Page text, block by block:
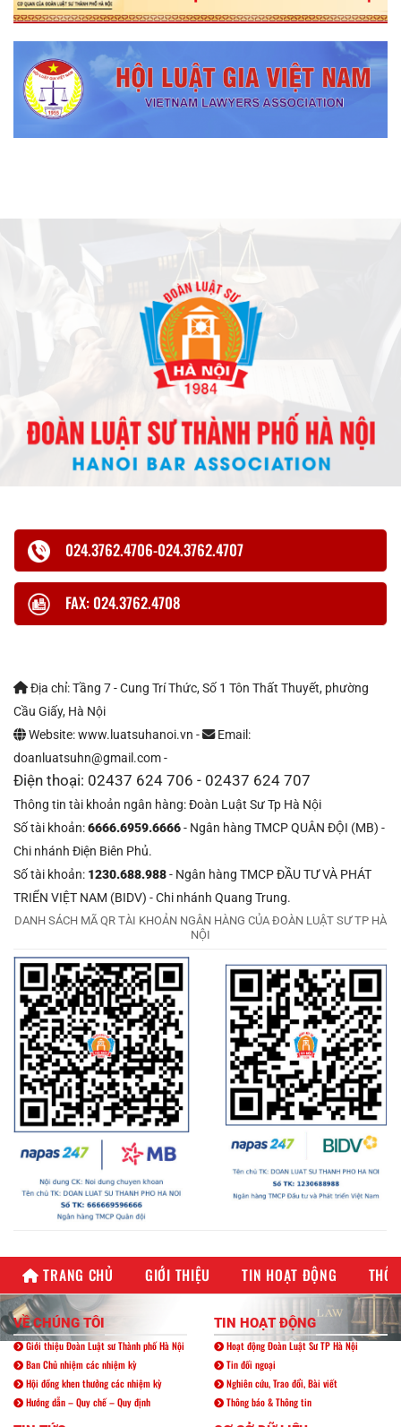
024.3762.4706-024.3762.4707
FAX: 024.3762.4708
Địa chỉ: Tầng 7 - Cung Trí Thức, Số 1 Tôn Thất Thuyết, phường
Cầu Giấy, Hà Nội
Website: www.luatsuhanoi.vn -
Email:
doanluatsuhn@gmail.com -
Điện thoại: 02437 624 706 - 02437 624 707
Thông tin tài khoản ngân hàng: Đoàn Luật Sư Tp Hà Nội
Số tài khoản:6666.6959.6666- Ngân hàng TMCP QUÂN ĐỘI (MB) -
Chi nhánh Điện Biên Phủ.
Số tài khoản: 1230.688.988- Ngân hàng TMCP ĐẦU TƯ VÀ PHÁT
TRIỂN VIỆT NAM (BIDV) - Chi nhánh Quang Trung.
DANH SÁCH MÃ QR TÀI KHOẢN NGÂN HÀNG CỦA ĐOÀN LUẬT SƯ TP HÀ
NỘI
TRANG CHỦ GIỚI THIỆU TIN HOẠT ĐỘNG
VỀ CHÚNG TÔI
Giới thiệu Đoàn Luật sư Thành phố Hà Nội
Ban Chủ nhiệm các nhiệm kỳ
Hội đồng khen thưởng các nhiệm kỳ
Hướng dẫn – Quy chế – Quy định
TIN HOẠT ĐỘNG
Hoạt động Đoàn Luật Sư TP Hà Nội
Tin đối ngoại
Nghiên cứu, Trao đổi, Bài viết
Thông báo & Thông tin